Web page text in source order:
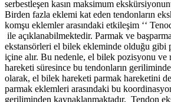
serbestleşen kasın maksimum
Birden fazla eklemi kat eden tendonların
komşu eklemler arasındaki etkileşim ʻʻ
ile açıklanabilmektedir. Parmak ve
ekstansörleri el bilek ekleminde olduğu gibi
içine alır. Bu nedenle, el bilek pozisyonu ve
hareketi süresince bu tendonların
olarak, el bilek hareketi parmak hareketini
parmak eklemleri arasındaki bu
geriliminden kaynaklanmaktadır. Tendon